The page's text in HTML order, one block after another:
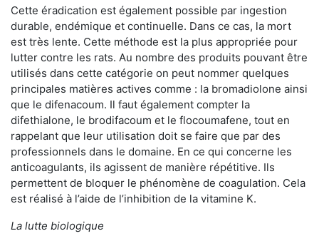
Cette éradication est également possible par ingestion
durable, endémique et continuelle. Dans ce cas, la mort
est très lente. Cette méthode est la plus appropriée pour
lutter contre les rats. Au nombre des produits pouvant être
utilisés dans cette catégorie on peut nommer quelques
principales matières actives comme : la bromadiolone ainsi
que le difenacoum. Il faut également compter la
difethialone, le brodifacoum et le flocoumafene, tout en
rappelant que leur utilisation doit se faire que par des
professionnels dans le domaine. En ce qui concerne les
anticoagulants, ils agissent de manière répétitive. Ils
permettent de bloquer le phénomène de coagulation. Cela
est réalisé à l’aide de l’inhibition de la vitamine K.
La lutte biologique